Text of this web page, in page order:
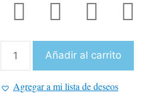
Añadir al carrito
Agregar a mi lista de deseos